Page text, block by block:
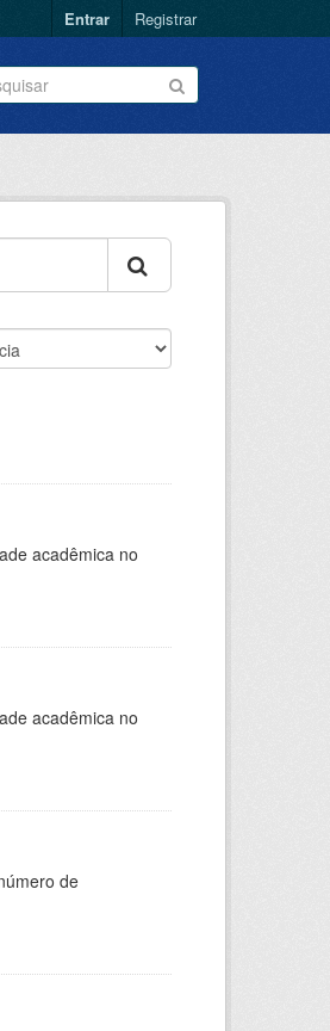
Entrar Registrar
acadêmica no
acadêmica no
de